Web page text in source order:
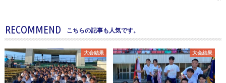
RECOMMEND こちらの記事も人気です。
大会結果 大会結果